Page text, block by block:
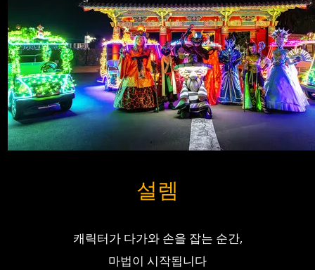
설렘
캐릭터가 다가와 손을 잡는 순간,
마법이 시작됩니다